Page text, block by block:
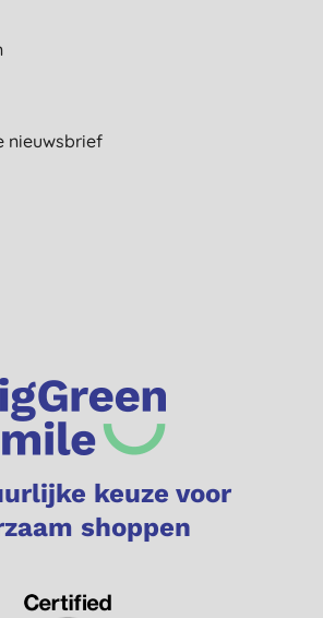
nieuwsbrief
keuze voor
shoppen